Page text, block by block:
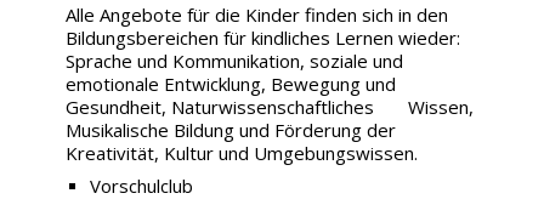
Alle Angebote für die Kinder finden sich in den
Bildungsbereichen für kindliches Lernen wieder:
Sprache und Kommunikation, soziale und
emotionale Entwicklung, Bewegung und
Gesundheit, Naturwissenschaftliches Wissen,
Musikalische Bildung und Förderung der
Kreativität, Kultur und Umgebungswissen.
Vorschulclub